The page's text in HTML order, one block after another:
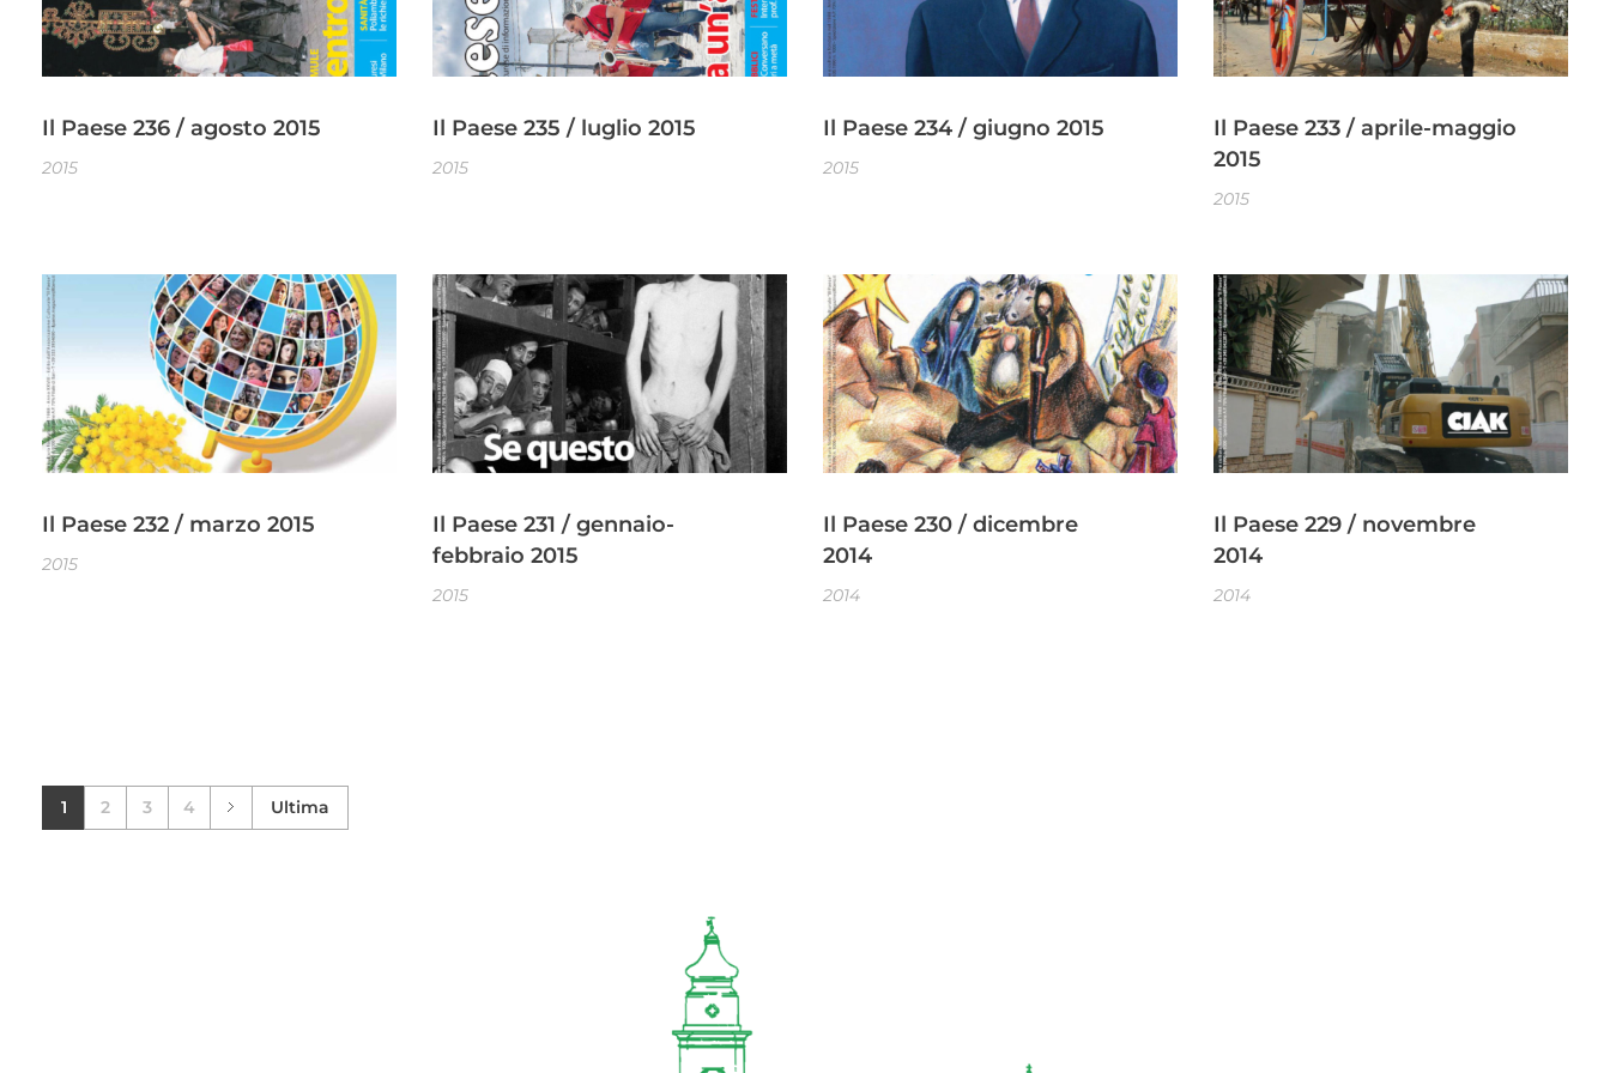
Il Paese 236 / agosto 2015
2015
Il Paese 235 / luglio 2015
2015
Il Paese 234 / giugno 2015
2015
Il Paese 233 / aprile-maggio
2015
2015
Il Paese 232 / marzo 2015
2015
Il Paese 231 / gennaio-
febbraio 2015
2015
Il Paese 230 / dicembre
2014
2014
Il Paese 229 / novembre
2014
2014
1 2 3 4 Ultima